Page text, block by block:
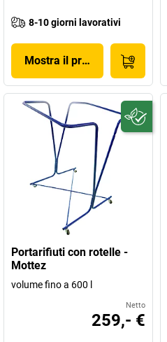
8-10 giorni lavorativi
Mostra il prodotto
Portarifiuti con rotelle -
Mottez
volume fino a 600 l
Netto
259,- €